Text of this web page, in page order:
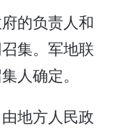
的负责人和
集。军地联
人确定。
地方人民政